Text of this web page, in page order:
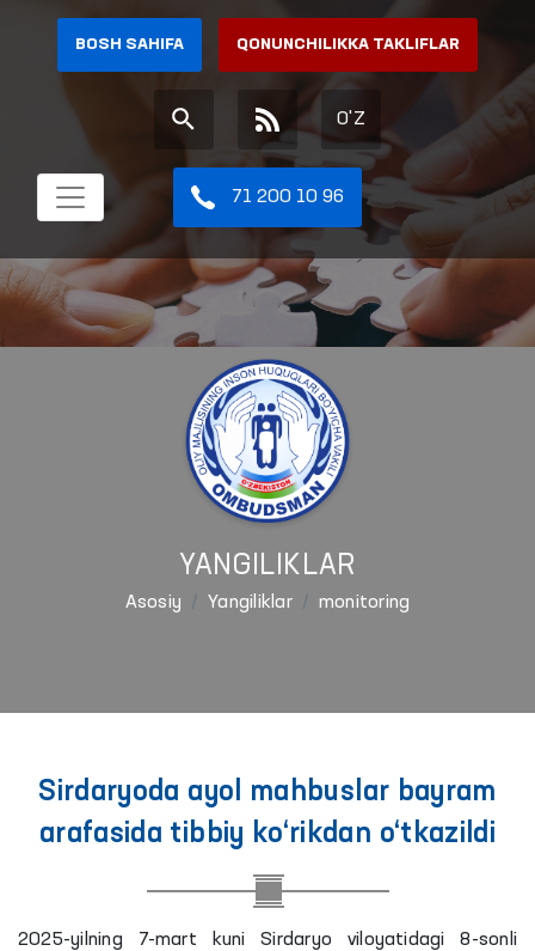
BOSH SAHIFA QONUNCHILIKKA TAKLIFLAR
O'Z
71 200 10 96
YANGILIKLAR
Asosiy Yangiliklar monitoring
Sirdaryoda ayol mahbuslar bayram
arafasida tibbiy ko‘rikdan o‘tkazildi
2025-yilning 7-mart kuni Sirdaryo viloyatidagi 8-sonli